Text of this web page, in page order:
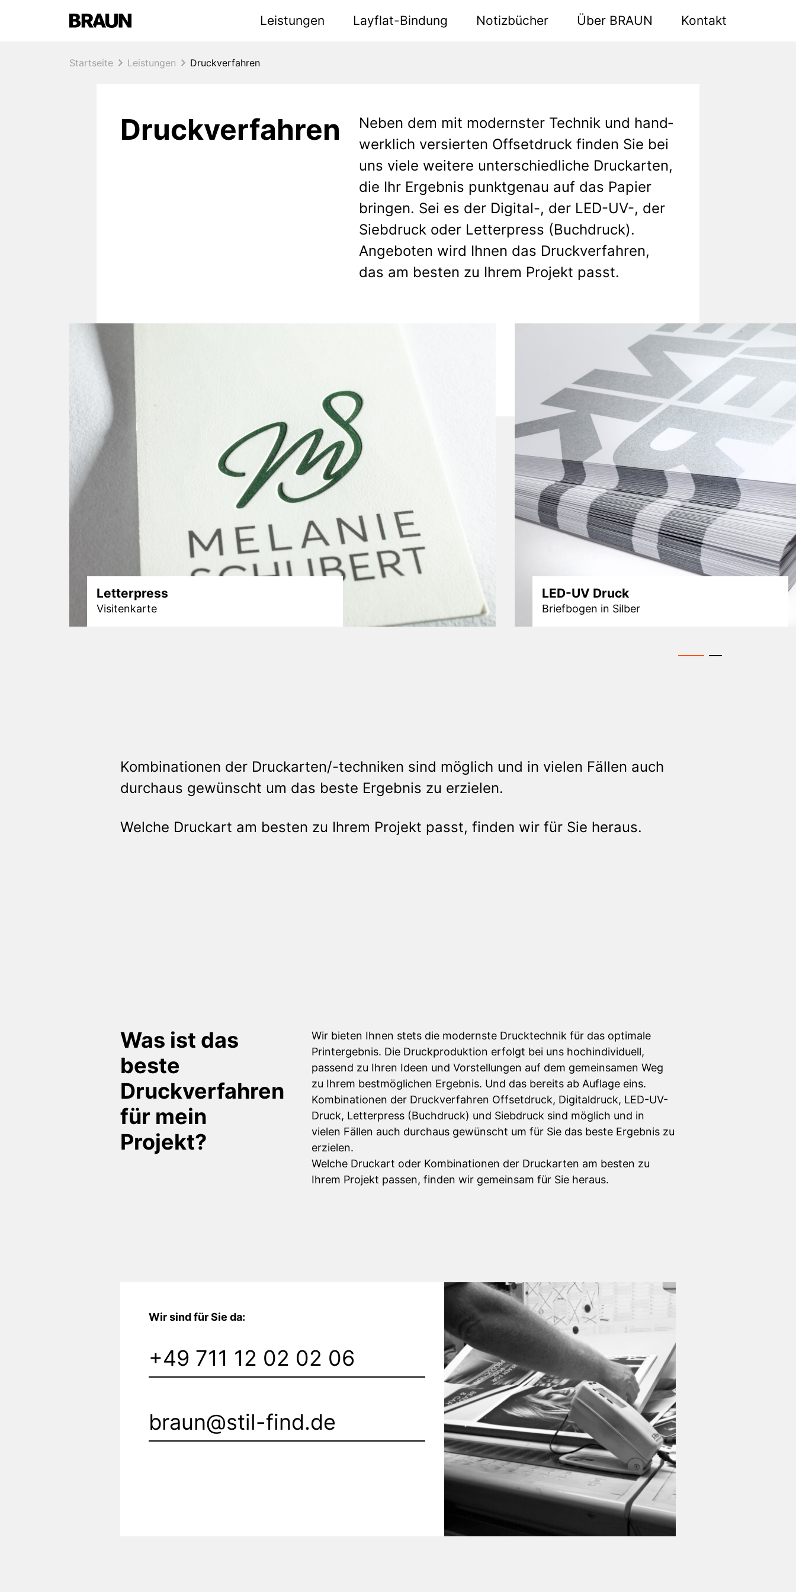
Startseite Leistungen Druckverfahren
Druckverfahren
Neben dem mit modernster Technik und hand­
werklich versierten Offsetdruck finden Sie bei
uns viele weitere unterschiedliche Druckarten,
die Ihr Ergebnis punktgenau auf das Papier
bringen. Sei es der Digital-, der LED-UV-, der
Siebdruck oder Letterpress (Buchdruck).
Angeboten wird Ihnen das Druckverfahren,
das am besten zu Ihrem Projekt passt.
Letterpress
Visitenkarte
LED-UV Druck
Briefbogen in Silber
Kombinationen der Druckarten/-techniken sind möglich und in vielen Fällen auch
durchaus gewünscht um das beste Ergebnis zu erzielen.
Welche Druckart am besten zu Ihrem Projekt passt, finden wir für Sie heraus.
Was ist das
beste
Druckverfahren
für mein
Projekt?
Wir bieten Ihnen stets die modernste Drucktechnik für das optimale
Printergebnis. Die Druckproduktion erfolgt bei uns hochindividuell,
passend zu Ihren Ideen und Vorstellungen auf dem gemein­samen Weg
zu Ihrem bestmöglichen Ergebnis. Und das bereits ab Auflage eins.
Kombinationen der Druckverfahren Offsetdruck, Digitaldruck, LED-UV-
Druck, Letterpress (Buchdruck) und Siebdruck sind möglich und in
vielen Fällen auch durchaus gewünscht um für Sie das beste Ergebnis zu
erzielen.
Welche Druckart oder Kombinationen der Druckarten am besten zu
Ihrem Projekt passen, finden wir gemeinsam für Sie heraus.
Wir sind für Sie da:
+49 711 12 02 02 06
braun@stil-find.de
Leistungen Layflat-Bindung Notizbücher Über BRAUN Kontakt